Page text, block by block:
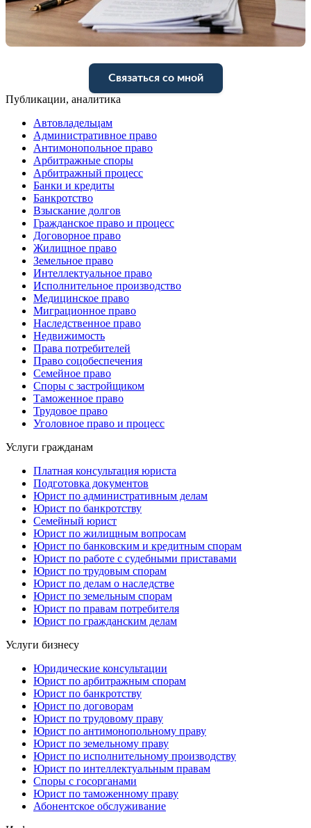
Связаться со мной
Публикации, аналитика
Автовладельцам
Административное право
Антимонопольное право
Арбитражные споры
Арбитражный процесс
Банки и кредиты
Банкротство
Взыскание долгов
Гражданское право и процесс
Договорное право
Жилищное право
Земельное право
Интеллектуальное право
Исполнительное производство
Медицинское право
Миграционное право
Наследственное право
Недвижимость
Права потребителей
Право соцобеспечения
Семейное право
Споры с застройщиком
Таможенное право
Трудовое право
Уголовное право и процесс
Услуги гражданам
Платная консультация юриста
Подготовка документов
Юрист по административным делам
Юрист по банкротству
Семейный юрист
Юрист по жилищным вопросам
Юрист по банковским и кредитным спорам
Юрист по работе с судебными приставами
Юрист по трудовым спорам
Юрист по делам о наследстве
Юрист по земельным спорам
Юрист по правам потребителя
Юрист по гражданским делам
Услуги бизнесу
Юридические консультации
Юрист по арбитражным спорам
Юрист по банкротству
Юрист по договорам
Юрист по трудовому праву
Юрист по антимонопольному праву
Юрист по земельному праву
Юрист по исполнительному производству
Юрист по интеллектуальным правам
Споры с госорганами
Юрист по таможенному праву
Абонентское обслуживание